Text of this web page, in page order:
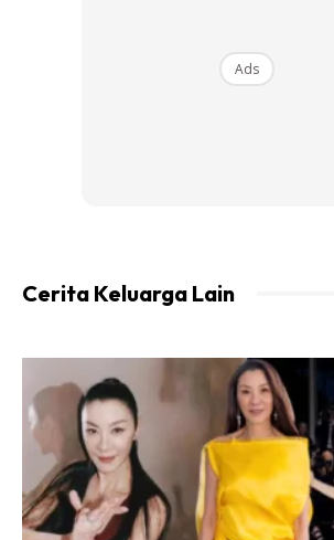
Hakikatnya mak ‘malas’ bukan malas.
Ads
Ads
Cerita Keluarga Lain